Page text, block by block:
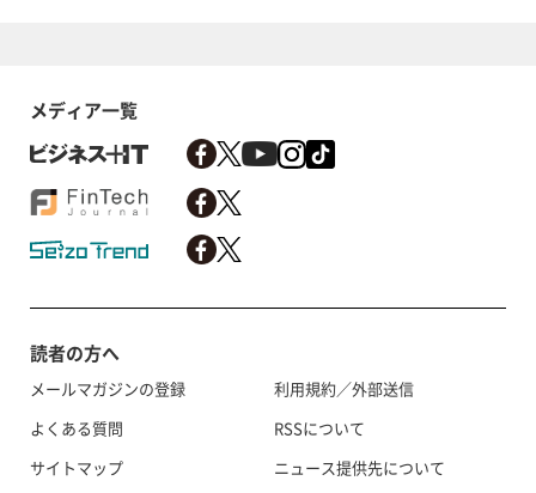
メディア一覧
読者の方へ
メールマガジンの登録
よくある質問
サイトマップ
利用規約／外部送信
RSSについて
ニュース提供先について